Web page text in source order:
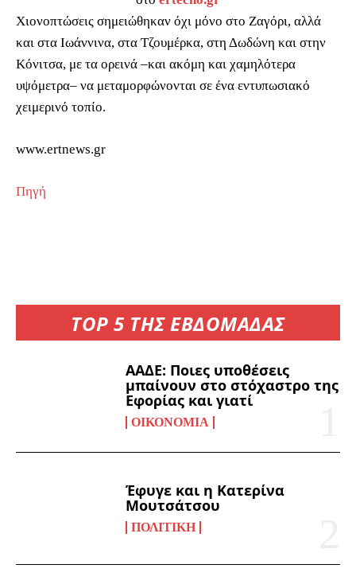
TOP 5 ΤΗΣ ΕΒΔΟΜΑΔΑΣ
ΑΑΔΕ: Ποιες υποθέσεις
μπαίνουν στο στόχαστρο της
Εφορίας και γιατί
ΟΙΚΟΝΟΜΊΑ
Έφυγε και η Κατερίνα
Μουτσάτσου
ΠΟΛΙΤΙΚΉ
Χιονοπτώσεις σημειώθηκαν όχι μόνο στο Ζαγόρι, αλλά
και στα Ιωάννινα, στα Τζουμέρκα, στη Δωδώνη και στην
Κόνιτσα, με τα ορεινά –και ακόμη και χαμηλότερα
υψόμετρα– να μεταμορφώνονται σε ένα εντυπωσιακό
χειμερινό τοπίο.
www.ertnews.gr
Πηγή